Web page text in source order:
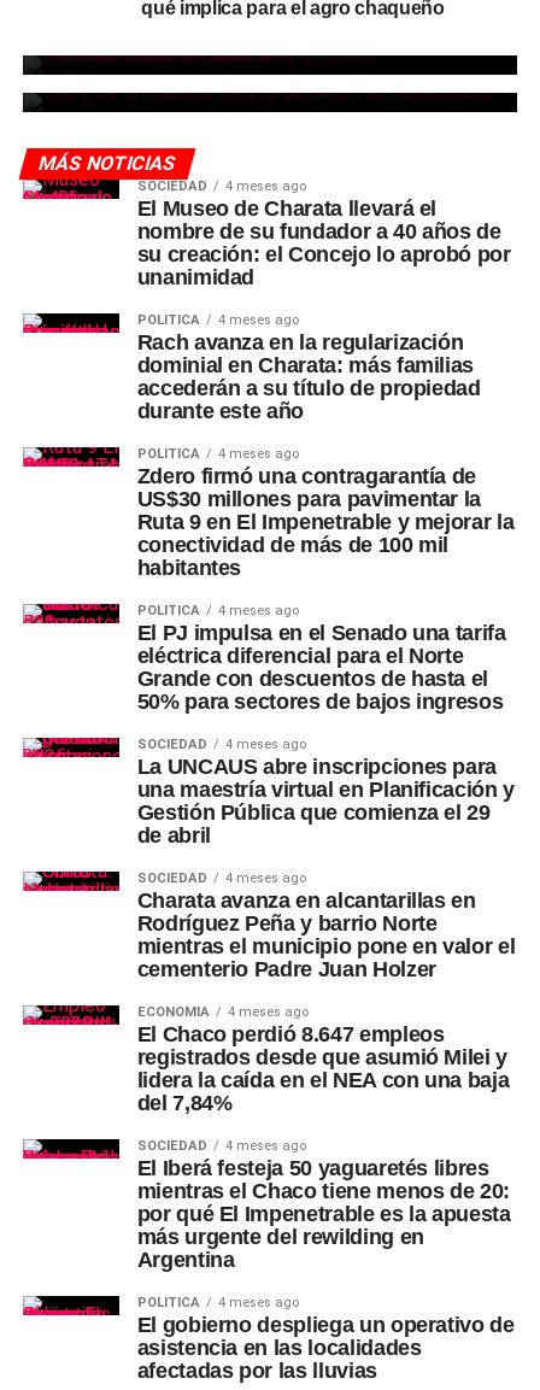
qué implica para el agro chaqueño
transformadora para fortalecer la
NBCH invitó al cierre de su muestra de
arte en el Club Social de Resistencia
MÁS NOTICIAS
SOCIEDAD 4 meses ago
El Museo de Charata llevará el
nombre de su fundador a 40 años de
su creación: el Concejo lo aprobó por
unanimidad
POLÍTICA 4 meses ago
Rach avanza en la regularización
dominial en Charata: más familias
accederán a su título de propiedad
durante este año
POLÍTICA 4 meses ago
Zdero firmó una contragarantía de
US$30 millones para pavimentar la
Ruta 9 en El Impenetrable y mejorar la
conectividad de más de 100 mil
habitantes
POLÍTICA 4 meses ago
El PJ impulsa en el Senado una tarifa
eléctrica diferencial para el Norte
Grande con descuentos de hasta el
50% para sectores de bajos ingresos
SOCIEDAD 4 meses ago
La UNCAUS abre inscripciones para
una maestría virtual en Planificación y
Gestión Pública que comienza el 29
de abril
SOCIEDAD 4 meses ago
Charata avanza en alcantarillas en
Rodríguez Peña y barrio Norte
mientras el municipio pone en valor el
cementerio Padre Juan Holzer
ECONOMÍA 4 meses ago
El Chaco perdió 8.647 empleos
registrados desde que asumió Milei y
lidera la caída en el NEA con una baja
del 7,84%
SOCIEDAD 4 meses ago
El Iberá festeja 50 yaguaretés libres
mientras el Chaco tiene menos de 20:
por qué El Impenetrable es la apuesta
más urgente del rewilding en
Argentina
POLÍTICA 4 meses ago
El gobierno despliega un operativo de
asistencia en las localidades
afectadas por las lluvias